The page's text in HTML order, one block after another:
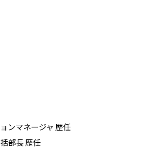
ンマネージャ 歴任
部長 歴任